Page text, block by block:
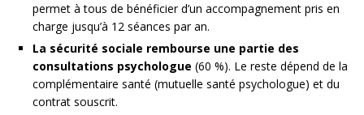
permet à tous de bénéficier d’un accompagnement pris en
charge jusqu’à 12 séances par an.
La sécurité sociale rembourse une partie des
consultations psychologue (60 %). Le reste dépend de la
complémentaire santé (mutuelle santé psychologue) et du
contrat souscrit.